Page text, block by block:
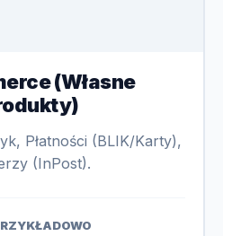
(Własne
Płatności (BLIK/Karty),
(InPost).